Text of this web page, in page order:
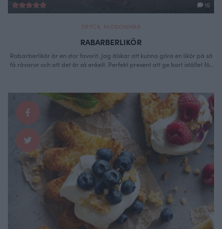
15
DRYCK MIDSOMMAR
RABARBERLIKÖR
Rabarberlikör är en stor favorit. Jag älskar att kunna göra en likör på så
få råvaror och att det är så enkelt. Perfekt present att ge bort istället för
Continued